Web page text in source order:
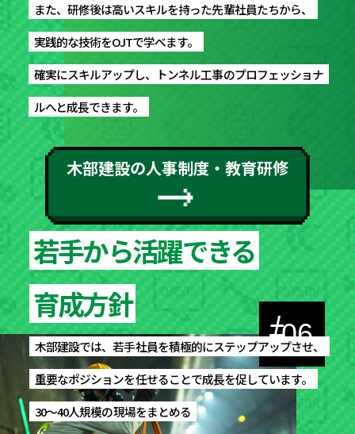
また、研修後は高いスキルを持った先輩社員たちから、
実践的な技術をOJTで学べます。
確実にスキルアップし、トンネル工事のプロフェッショナ
ルへと成長できます。
また、研修後は高いスキルを持った先輩社員たちから、
実践的な技術をOJTで学べます。
確実にスキルアップし、トンネル工事のプロフェッショナ
ルへと成長できます。
木部建設の人事制度・教育研修
#06
若手から活躍できる
育成方針
若手から活躍できる
育成方針
木部建設では、若手社員を積極的にステップアップさせ、
重要なポジションを任せることで成長を促しています。
30〜40人規模の現場をまとめる
木部建設では、若手社員を積極的にステップアップさせ、
重要なポジションを任せることで成長を促しています。
30〜40人規模の現場をまとめる